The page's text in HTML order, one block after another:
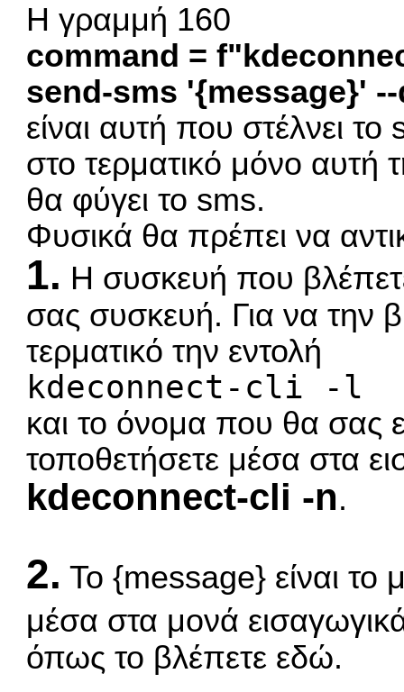
Η γραμμή 160
command =
send-sms '{message}'
είναι αυτή που στέλνει
στο τερματικό μόνο αυτή
θα φύγει το sms.
Φυσικά θα πρέπει να
1. Η συσκευή που
σας συσκευή. Για να την
τερματικό την εντολή
kdeconnect-cli -l
και το όνομα που θα σας
τοποθετήσετε μέσα στα
kdeconnect-cli -n.
2. To {message} είναι
μέσα στα μονά
όπως το βλέπετε εδώ.